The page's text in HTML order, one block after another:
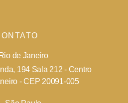
Rio de Janeiro
194 Sala 212 - Centro
- CEP 20091-005